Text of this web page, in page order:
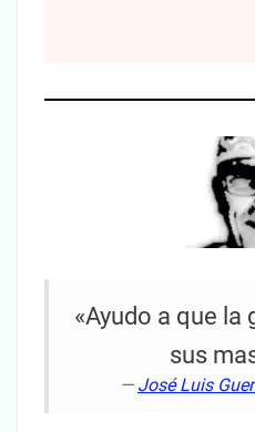
«Ayudo a que la
sus
— José Luis